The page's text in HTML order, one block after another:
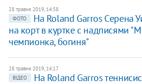
28 травня 2019, 14:58
ФОТО
На Roland Garros Cерена
на корт в куртке с надписями
чемпионка, богиня"
28 травня 2019, 14:17
ВІДЕО
На Roland Garros